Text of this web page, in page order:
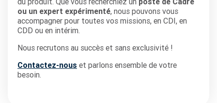
ou un expert expérimenté, nous pouvons vous
accompagner pour toutes vos missions, en CDI, en
CDD ou en intérim.
Nous recrutons au succès et sans exclusivité !
Contactez-nous et parlons ensemble de votre
besoin.